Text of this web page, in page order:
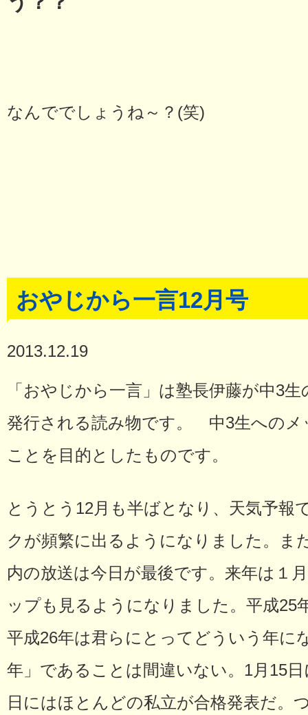
なんででしょうね～？(笑)
おやじから一言12月号
2013.12.19
「おやじから一言」は塾長伊藤が中3
発行される読み物です。 中3生へのメ
ことを目的としたものです。
とうとう12月も半ばとなり、天気予報
クが頻繁に出るようになりました。ま
内の放送は今日が最後です。来年は１
ップも見るようになりました。平成25
平成26年は君らにとってどういう年に
年」であることは間違いない。1月15
日にはほとんどの私立が合格発表だ。